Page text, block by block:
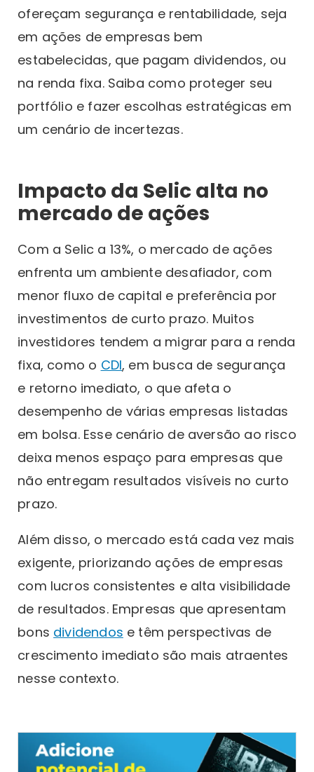
ofereçam segurança e rentabilidade, seja
em ações de empresas bem
estabelecidas, que pagam dividendos, ou
na renda fixa. Saiba como proteger seu
portfólio e fazer escolhas estratégicas em
um cenário de incertezas.
Impacto da Selic alta no
mercado de ações
Com a Selic a 13%, o mercado de ações
enfrenta um ambiente desafiador, com
menor fluxo de capital e preferência por
investimentos de curto prazo. Muitos
investidores tendem a migrar para a renda
fixa, como o CDI, em busca de segurança
e retorno imediato, o que afeta o
desempenho de várias empresas listadas
em bolsa. Esse cenário de aversão ao risco
deixa menos espaço para empresas que
não entregam resultados visíveis no curto
prazo.
Além disso, o mercado está cada vez mais
exigente, priorizando ações de empresas
com lucros consistentes e alta visibilidade
de resultados. Empresas que apresentam
bons dividendos e têm perspectivas de
crescimento imediato são mais atraentes
nesse contexto.